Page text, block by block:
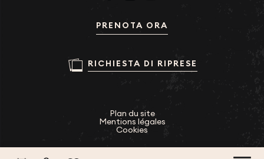
PRENOTA ORA
RICHIESTA DI RIPRESE
Plan du site
Mentions légales
Cookies